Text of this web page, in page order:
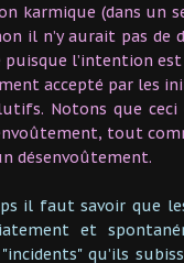
karmique (dans un
il n’y aurait pas
l’intention
accepté par les
Notons que
tout
désenvoûtement.
il faut savoir que
et
"incidents" qu’ils